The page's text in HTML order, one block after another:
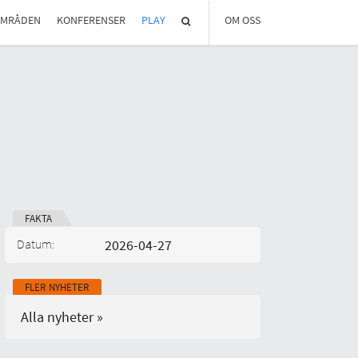
KONFERENSER PLAY OM OSS
OM REGLAB
FAKTA
Datum: 2026-04-27
FLER NYHETER
Alla nyheter »